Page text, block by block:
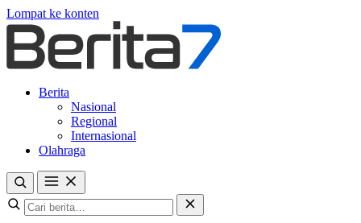
Lompat ke konten
Berita
Nasional
Regional
Internasional
Olahraga